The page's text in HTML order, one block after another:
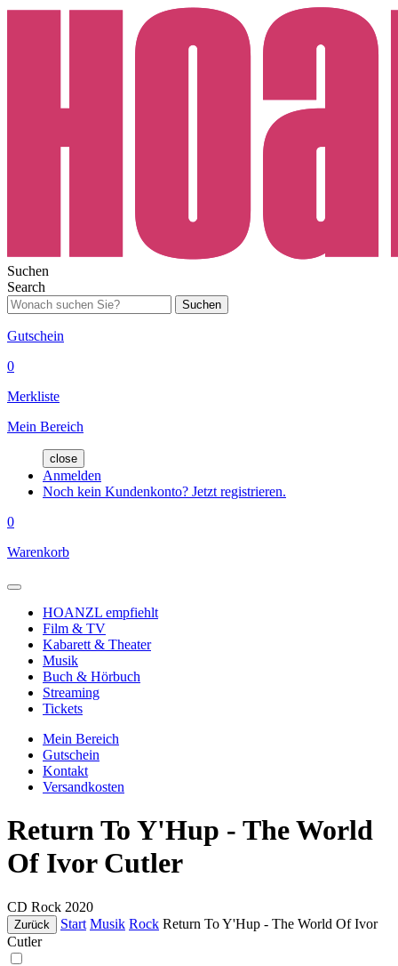
Suchen
Search
Suchen
Gutschein
0
Merkliste
Mein Bereich
close
Anmelden
Noch kein Kundenkonto? Jetzt registrieren.
0
Warenkorb
HOANZL empfiehlt
Film & TV
Kabarett & Theater
Musik
Buch & Hörbuch
Streaming
Tickets
Mein Bereich
Gutschein
Kontakt
Versandkosten
Return To Y'Hup - The World
Of Ivor Cutler
CD Rock 2020
Zurück Start Musik Rock Return To Y'Hup - The World Of Ivor
Cutler